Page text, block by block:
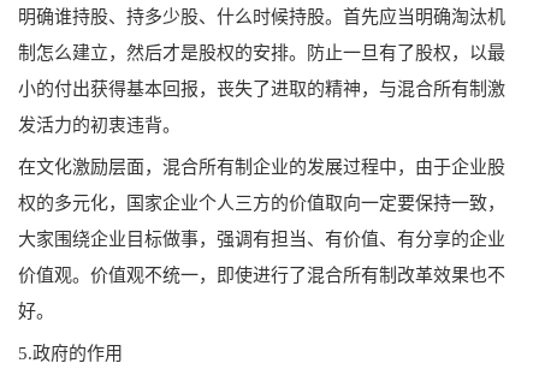
明确谁持股、持多少股、什么时候持股。首先应当明确淘汰机
制怎么建立，然后才是股权的安排。防止一旦有了股权，以最
小的付出获得基本回报，丧失了进取的精神，与混合所有制激
发活力的初衷违背。
在文化激励层面，混合所有制企业的发展过程中，由于企业股
权的多元化，国家企业个人三方的价值取向一定要保持一致，
大家围绕企业目标做事，强调有担当、有价值、有分享的企业
价值观。价值观不统一，即使进行了混合所有制改革效果也不
好。
5.政府的作用